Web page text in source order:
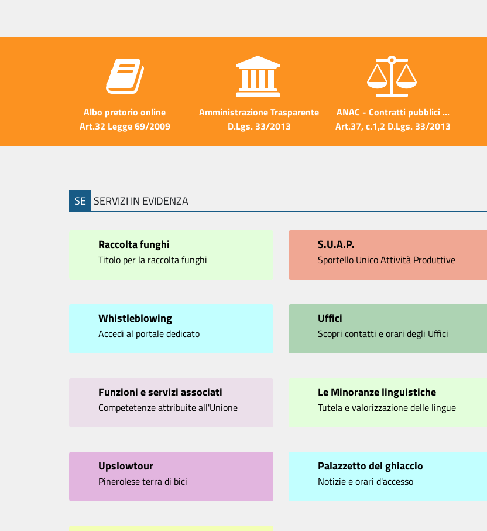
Albo pretorio online
Art.32 Legge 69/2009
Amministrazione Trasparente
D.Lgs. 33/2013
ANAC - Contratti pubblici ...
Art.37, c.1,2 D.Lgs. 33/2013
SE SERVIZI IN EVIDENZA
Raccolta funghi
Titolo per la raccolta funghi
S.U.A.P.
Sportello Unico Attività Produttive
Whistleblowing
Accedi al portale dedicato
Uffici
Scopri contatti e orari degli Uffici
Funzioni e servizi associati
Competetenze attribuite all'Unione
Le Minoranze linguistiche
Tutela e valorizzazione delle lingue
Upslowtour
Pinerolese terra di bici
Palazzetto del ghiaccio
Notizie e orari d'accesso